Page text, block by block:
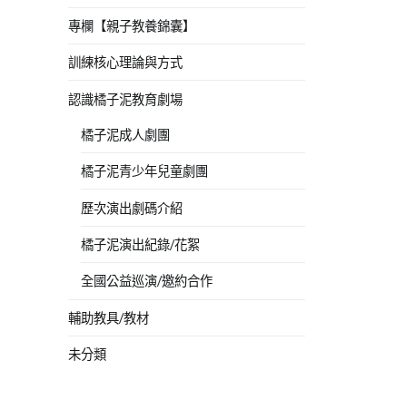
專欄【親子教養錦囊】
訓練核心理論與方式
認識橘子泥教育劇場
橘子泥成人劇團
橘子泥青少年兒童劇團
歷次演出劇碼介紹
橘子泥演出紀錄/花絮
全國公益巡演/邀約合作
輔助教具/教材
未分類